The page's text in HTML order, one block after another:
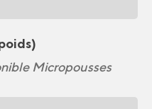
Micropousses